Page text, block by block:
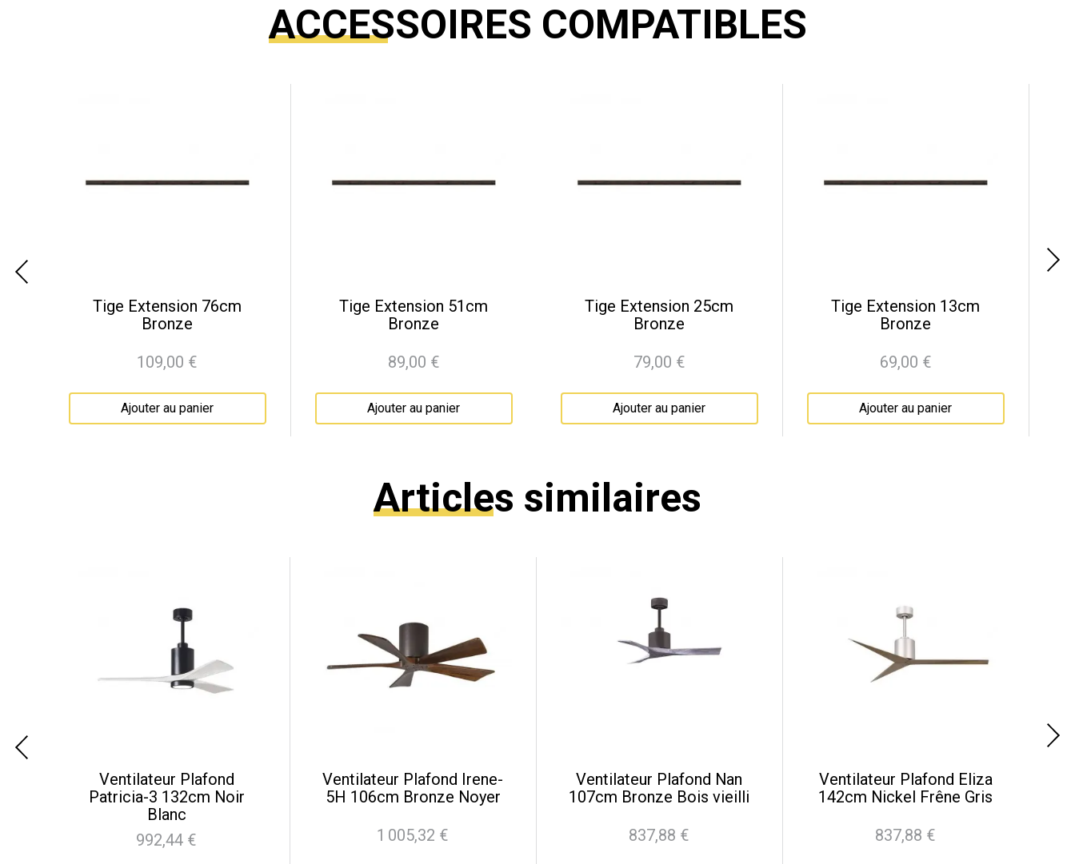
ACCESSOIRES COMPATIBLES
Tige Extension 76cm
Bronze
Prix
109,00 €
Ajouter au panier
Tige Extension 51cm
Bronze
Prix
89,00 €
Ajouter au panier
Tige Extension 25cm
Bronze
Prix
79,00 €
Ajouter au panier
Tige Extension 13cm
Bronze
Prix
69,00 €
Ajouter au panier
Articles similaires
Ventilateur Plafond
Patricia-3 132cm Noir
Blanc
Prix
992,44 €
Ventilateur Plafond Irene-
5H 106cm Bronze Noyer
Prix
1 005,32 €
Ventilateur Plafond Nan
107cm Bronze Bois vieilli
Prix
837,88 €
Ventilateur Plafond Eliza
142cm Nickel Frêne Gris
Prix
837,88 €